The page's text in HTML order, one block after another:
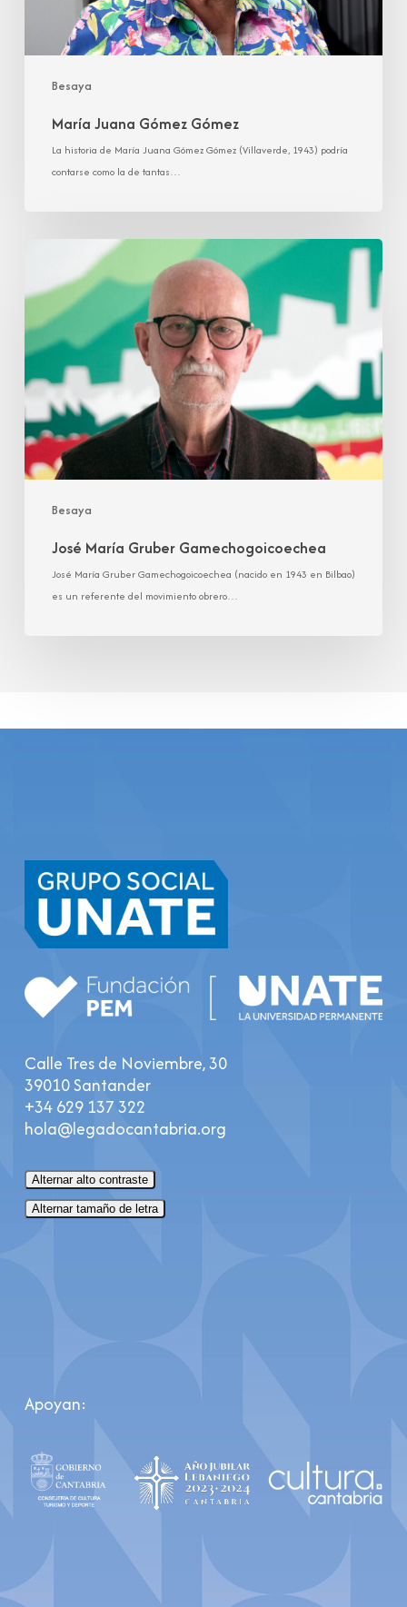
Besaya
María Juana Gómez Gómez
La historia de María Juana Gómez Gómez (Villaverde, 1943) podría
contarse como la de tantas…
Besaya
Gruber
Gamechogoicoechea
José María Gruber Gamechogoicoechea
José María Gruber Gamechogoicoechea (nacido en 1943 en Bilbao)
es un referente del movimiento obrero…
Calle Tres de Noviembre, 30
39010 Santander
+34 629 137 322
hola@legadocantabria.org
Alternar alto contraste
Alternar tamaño de letra
Apoyan: